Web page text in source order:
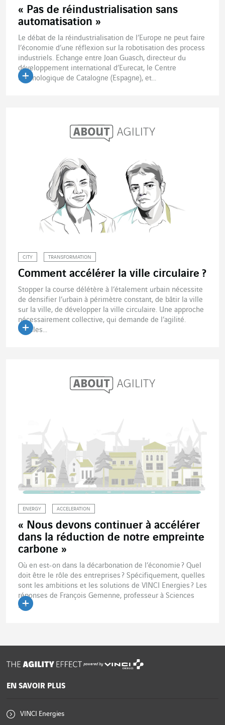
« Pas de réindustrialisation sans
automatisation »
Le débat de la réindustrialisation de l’Europe ne peut faire
l’économie d’une réflexion sur la robotisation des process
industriels. Echange entre Joan Guasch, directeur du
développement international d’Eurecat, le Centre
technologique de Catalogne (Espagne), et...
CITY TRANSFORMATION
Comment accélérer la ville circulaire ?
Stopper la course délétère à l’étalement urbain nécessite
de densifier l’urbain à périmètre constant, de bâtir la ville
sur la ville, de développer la ville circulaire. Une approche
nécessairement collective, qui demande de l’agilité.
Quelles...
ENERGY ACCELERATION
« Nous devons continuer à accélérer
dans la réduction de notre empreinte
carbone »
Où en est-on dans la décarbonation de l’économie ? Quel
doit être le rôle des entreprises ? Spécifiquement, quelles
sont les ambitions et les solutions de VINCI Energies ? Les
réponses de François Gemenne, professeur à Sciences
Po...
powered by
EN SAVOIR PLUS
VINCI Energies